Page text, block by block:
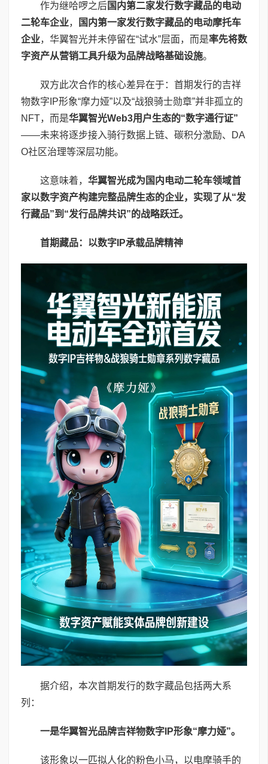
作为继哈啰之后国内第二家发行数字藏品的电动
二轮车企业，
国内第一家发行数字藏品的电动摩托车
企业，华翼智光并未停留在“试水”层面，而是率先将数
字资产从营销工具升级为品牌战略基础设施。
双方此次合作的核心差异在于：首期发行的吉祥
物数字IP形象“摩力娅”以及“战狼骑士勋章”并非孤立的
NFT，而是华翼智光Web3用户生态的“数字通行证”
——未来将逐步接入骑行数据上链、碳积分激励、DA
O社区治理等深层功能。
这意味着， 华翼智光成为国内电动二轮车领域首
家以数字资产构建完整品牌生态的企业，实现了从“发
行藏品”到“发行品牌共识”的战略跃迁。
首期藏品：以数字 IP承载品牌精神
据介绍，本次首期发行的数字藏品包括两大系
列：
一是华翼智光品牌吉祥物数字 IP形象“摩力娅”。
该形象以一匹拟人化的粉色小马，以电摩骑手的